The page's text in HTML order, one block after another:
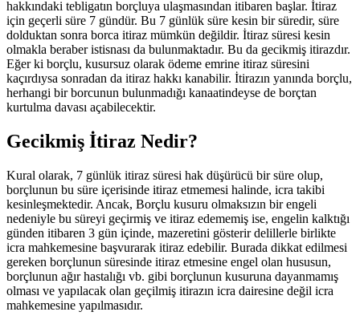
hakkındaki tebligatın borçluya ulaşmasından itibaren başlar. İtiraz
için geçerli süre 7 gündür. Bu 7 günlük süre kesin bir süredir, süre
dolduktan sonra borca itiraz mümkün değildir. İtiraz süresi kesin
olmakla beraber istisnası da bulunmaktadır. Bu da gecikmiş itirazdır.
Eğer ki borçlu, kusursuz olarak ödeme emrine itiraz süresini
kaçırdıysa sonradan da itiraz hakkı kanabilir. İtirazın yanında borçlu,
herhangi bir borcunun bulunmadığı kanaatindeyse de borçtan
kurtulma davası açabilecektir.
Gecikmiş İtiraz Nedir?
Kural olarak, 7 günlük itiraz süresi hak düşürücü bir süre olup,
borçlunun bu süre içerisinde itiraz etmemesi halinde, icra takibi
kesinleşmektedir. Ancak, Borçlu kusuru olmaksızın bir engeli
nedeniyle bu süreyi geçirmiş ve itiraz edememiş ise, engelin kalktığı
günden itibaren 3 gün içinde, mazeretini gösterir delillerle birlikte
icra mahkemesine başvurarak itiraz edebilir. Burada dikkat edilmesi
gereken borçlunun süresinde itiraz etmesine engel olan hususun,
borçlunun ağır hastalığı vb. gibi borçlunun kusuruna dayanmamış
olması ve yapılacak olan geçilmiş itirazın icra dairesine değil icra
mahkemesine yapılmasıdır.